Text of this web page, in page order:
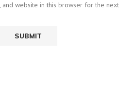
and website in this browser for the next